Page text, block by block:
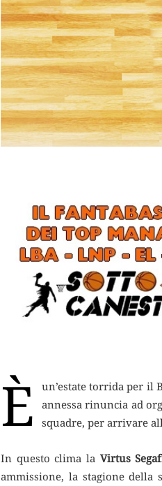
È un’estate torrida per il
annessa rinuncia ad
squadre, per arrivare
In questo clima la Virtus
ammissione, la stagione della